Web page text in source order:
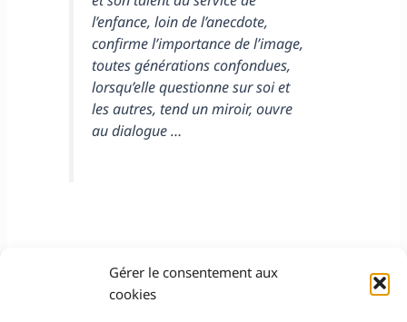
Gérer le consentement aux
cookies
l’enfance, loin de l’anecdote,
confirme l’importance de l’image,
toutes générations confondues,
lorsqu’elle questionne sur soi et
les autres, tend un miroir, ouvre
au dialogue …